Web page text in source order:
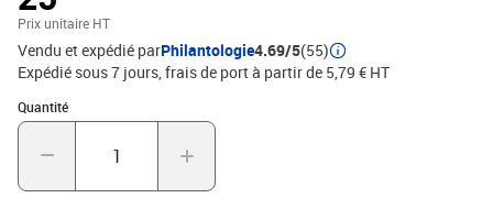
Graphiques en couleurs visualisant la rareté des types par région.
Approche historique de chaque province et aperçu synthétique des
rois de France. Par la clarté de sa présentation et l'utilisation de
codes graphiques, cet ouvrage se consulte aisément et s'adresse
aussi à un large public aimant l'Histoire. 128 pages couleurs 17 x
24 cm.
Prix unitaire HT
Vendu et expédié parPhilantologie4.69/5(55)
Expédié sous 7 jours, frais de port à partir de 5,79 € HT
Quantité
Quantité : 1